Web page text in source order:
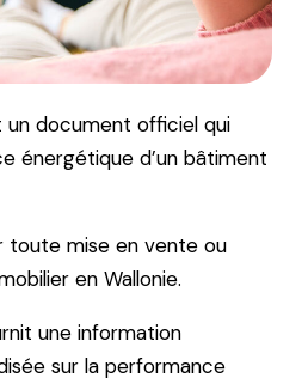
document officiel qui
énergétique d’un bâtiment
toute mise en vente ou
en Wallonie.
une information
sur la performance